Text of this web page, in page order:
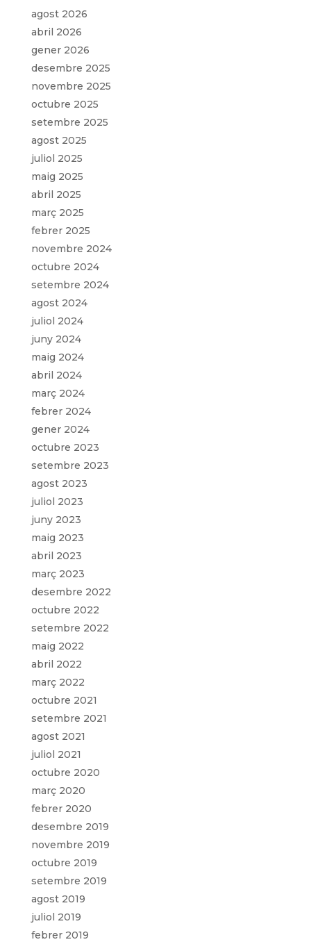
agost 2026
abril 2026
gener 2026
desembre 2025
novembre 2025
octubre 2025
setembre 2025
agost 2025
juliol 2025
maig 2025
abril 2025
març 2025
febrer 2025
novembre 2024
octubre 2024
setembre 2024
agost 2024
juliol 2024
juny 2024
maig 2024
abril 2024
març 2024
febrer 2024
gener 2024
octubre 2023
setembre 2023
agost 2023
juliol 2023
juny 2023
maig 2023
abril 2023
març 2023
desembre 2022
octubre 2022
setembre 2022
maig 2022
abril 2022
març 2022
octubre 2021
setembre 2021
agost 2021
juliol 2021
octubre 2020
març 2020
febrer 2020
desembre 2019
novembre 2019
octubre 2019
setembre 2019
agost 2019
juliol 2019
febrer 2019